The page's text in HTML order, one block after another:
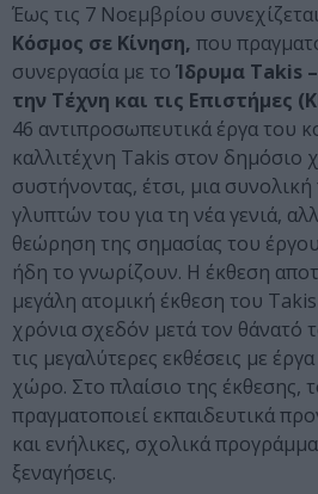
Έως τις 7 Νοεμβρίου
Κόσμος σε Κίνηση, που
συνεργασία με το Ίδρυμα Takis
την Τέχνη και τις Επιστήμες
46 αντιπροσωπευτικά έργα του
καλλιτέχνη Τakis στον δημόσιο
συστήνοντας, έτσι, μια
γλυπτών του για τη νέα γενιά,
θεώρηση της σημασίας του
ήδη το γνωρίζουν. Η έκθεση
μεγάλη ατομική έκθεση του
χρόνια σχεδόν μετά τον θάνατό
τις μεγαλύτερες εκθέσεις με
χώρο. Στο πλαίσιο της έκθεσης,
πραγματοποιεί εκπαιδευτικά
και ενήλικες, σχολικά
ξεναγήσεις.